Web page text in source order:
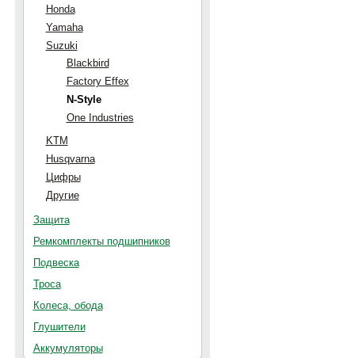
Honda
Yamaha
Suzuki
Blackbird
Factory Effex
N-Style
One Industries
KTM
Husqvarna
Цифры
Другие
Защита
Ремкомплекты подшипников
Подвеска
Троса
Колеса, обода
Глушители
Аккумуляторы